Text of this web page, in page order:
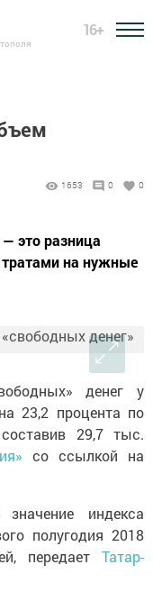
16+
1653 0 0
это разница
на нужные
денег у
23,2 процента по
29,7 тыс.
со ссылкой на
значение индекса
полугодия 2018
передает Татар-